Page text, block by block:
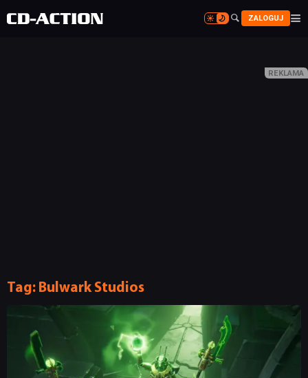

 ZALOGUJ 

RECENZJE
PUBLICYSTYKA
KULTURA
Tag: Bulwark Studios